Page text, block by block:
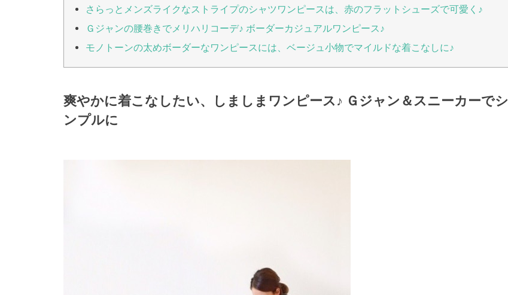
さらっとメンズライクなストライプのシャツワンピースは、赤のフラットシューズで可愛く♪
Ｇジャンの腰巻きでメリハリコーデ♪ ボーダーカジュアルワンピース♪
モノトーンの太めボーダーなワンピースには、ベージュ小物でマイルドな着こなしに♪
爽やかに着こなしたい、しましまワンピース♪ Ｇジャン＆スニーカーでシ
ンプルに